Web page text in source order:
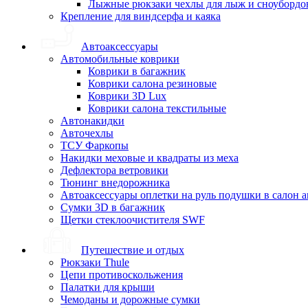
Лыжные рюкзаки чехлы для лыж и
Крепление для виндсерфа и каяка
Автоаксессуары
Автомобильные коврики
Коврики в багажник
Коврики салона резиновые
Коврики 3D Lux
Коврики салона текстильные
Автонакидки
Авточехлы
ТСУ Фаркопы
Накидки меховые и квадраты из меха
Дефлектора ветровики
Тюнинг внедорожника
Автоаксессуары оплетки на руль подушки в салон
Сумки 3D в багажник
Щетки стеклоочистителя SWF
Путешествие и отдых
Рюкзаки Thule
Цепи противоскольжения
Палатки для крыши
Чемоданы и дорожные сумки